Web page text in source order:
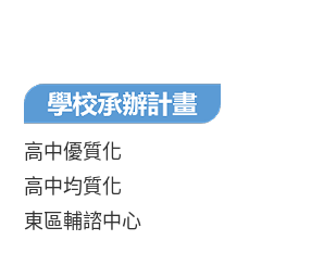
高中優質化
高中均質化
東區輔諮中心